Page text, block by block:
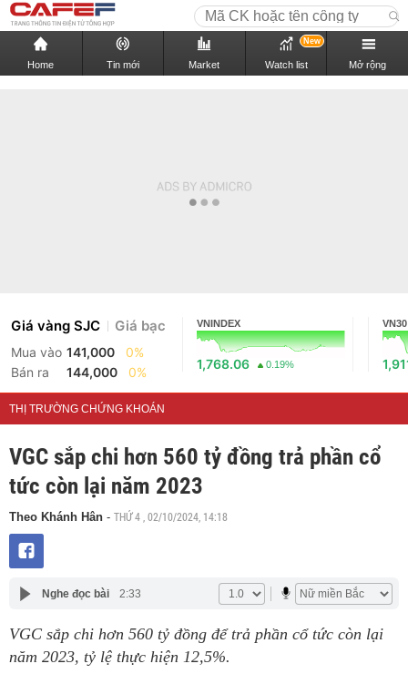
Home Tin mới Market Watch list
New
Mở rộng
Giá vàng SJC Giá bạc
Mua vào 141,000
0%
Bán ra
144,000 0%
VNINDEX
1,768.06 0.19%
VN30
THỊ TRƯỜNG CHỨNG KHOÁN
VGC sắp chi hơn 560 tỷ đồng trả phần cổ
tức còn lại năm 2023
Theo Khánh Hân - THỨ 4 , 02/10/2024, 14:18
Nghe đọc bài 2:33
VGC sắp chi hơn 560 tỷ đồng để trả phần cổ tức còn lại
năm 2023, tỷ lệ thực hiện 12,5%.